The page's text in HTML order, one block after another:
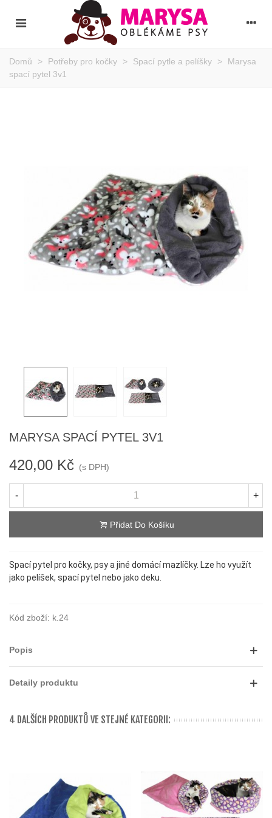
Domů > Potřeby pro kočky > Spací pytle a pelíšky >
Marysa
spací pytel 3v1
MARYSA SPACÍ PYTEL 3V1
420,00 Kč (s DPH)
- +
Přidat Do Košíku
Spací pytel pro kočky, psy a jiné domácí mazlíčky. Lze ho využít
jako pelíšek, spací pytel nebo jako deku.
Kód zboží: k.24
Popis
Detaily produktu
4 DALŠÍCH PRODUKTŮ VE STEJNÉ KATEGORII: